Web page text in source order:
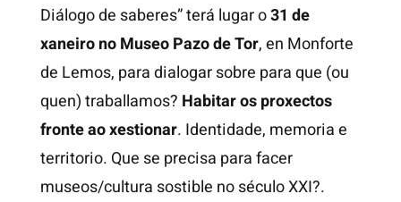
Diálogo de saberes” terá lugar o31 de
xaneiro no Museo Pazo de Tor, en Monforte
de Lemos, para dialogar sobre para que (ou
quen) traballamos? Habitar os proxectos
fronte ao xestionar. Identidade, memoria e
territorio. Que se precisa para facer
museos/cultura sostible no século XXI?.